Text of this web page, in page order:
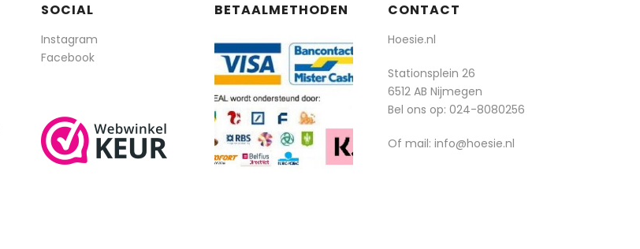
SOCIAL
Instagram
Facebook
BETAALMETHODEN CONTACT
Hoesie.nl
Stationsplein 26
6512 AB Nijmegen
Bel ons op: 024-8080256
Of mail: info@hoesie.nl